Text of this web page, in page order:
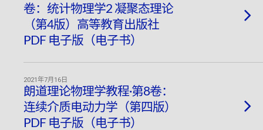
卷：统计物理学2 凝聚态理论
（第4版）高等教育出版社
PDF 电子版（电子书）
2021年7月16日
朗道理论物理学教程·第8卷：
连续介质电动力学（第四版）
PDF 电子版（电子书）